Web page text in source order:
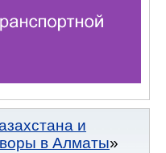
и
в Алматы